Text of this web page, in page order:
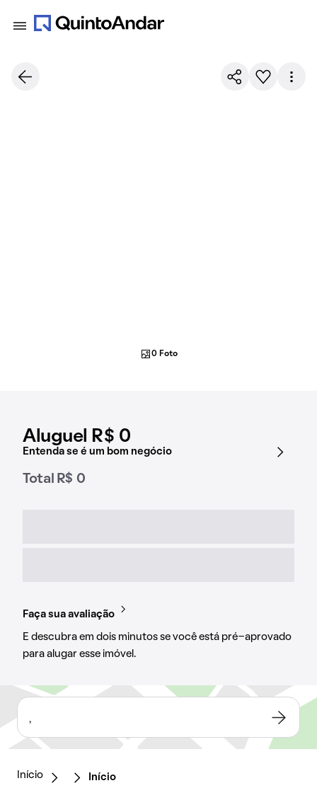
Aluguel R$ 0
Entenda se é um bom negócio
Total R$ 0
Faça sua avaliação
E descubra em dois minutos se você está pré-aprovado
para alugar esse imóvel.
0 Foto
,
Início Início